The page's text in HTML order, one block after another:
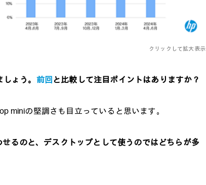
クリックして拡大表示
ょう。 前回 と比較して注目ポイントはありますか？
miniの堅調さも目立っていると思います。
るのと、デスクトップとして使うのではどちらが多